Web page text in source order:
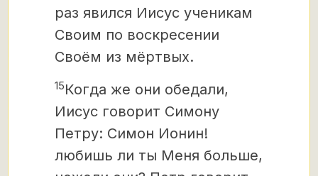
раз явился Иисус ученикам
Своим по воскресении
Своём из мёртвых.
15Когда же они обедали,
Иисус говорит Симону
Петру: Симон Ионин!
любишь ли ты Меня больше,